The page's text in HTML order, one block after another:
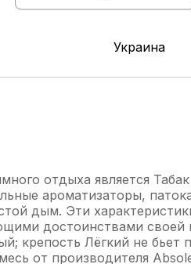
Низкая
Украина
отдыха является
ароматизаторы,
дым. Эти
достоинствами
крепость Лёгкий не
от производителя